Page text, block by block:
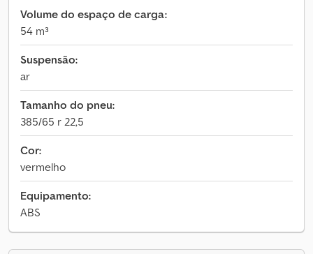
Volume do espaço de carga:
54 m³
Suspensão:
ar
Tamanho do pneu:
385/65 r 22,5
Cor:
vermelho
Equipamento:
ABS